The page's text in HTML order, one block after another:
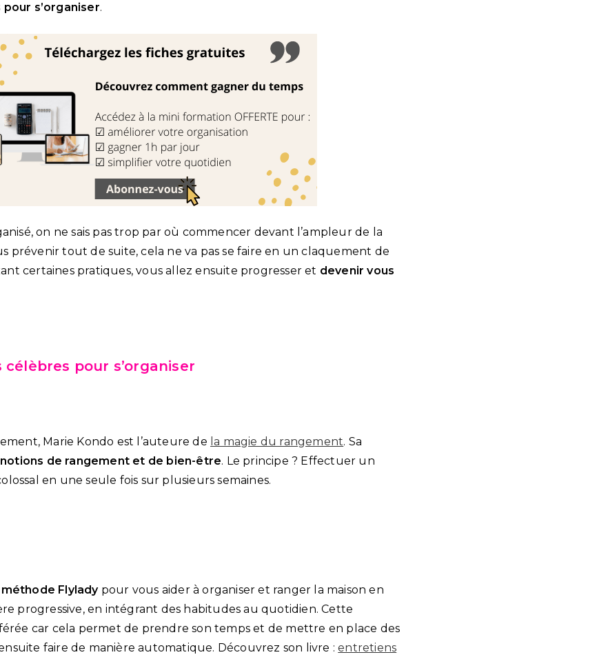
s’organiser.
on ne sais pas trop par où commencer devant l’ampleur de la
prévenir tout de suite, cela ne va pas se faire en un claquement de
certaines pratiques, vous allez ensuite progresser et devenir vous
pour s’organiser
Marie Kondo est l’auteure de la magie du rangement. Sa
de rangement et de bien-être. Le principe ? Effectuer un
en une seule fois sur plusieurs semaines.
méthode Flyladypour vous aider à organiser et ranger la maison en
progressive, en intégrant des habitudes au quotidien. Cette
car cela permet de prendre son temps et de mettre en place des
faire de manière automatique. Découvrez son livre :entretiens